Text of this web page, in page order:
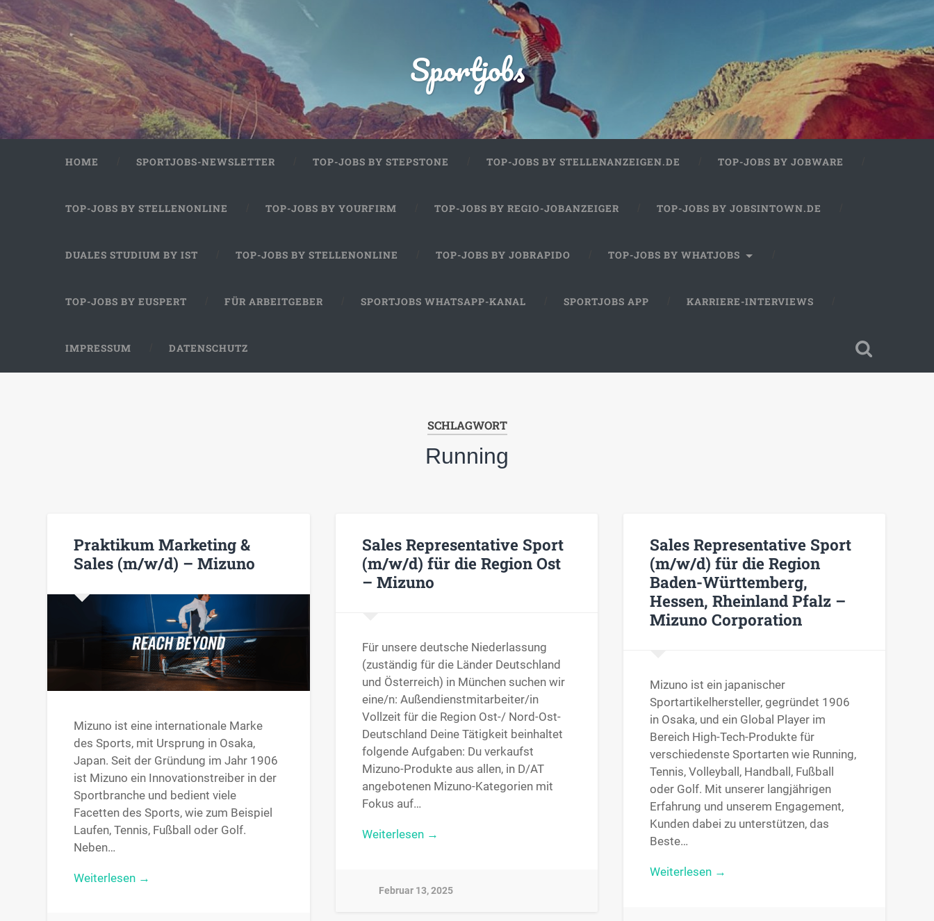
Sportjobs
HOME SPORTJOBS-NEWSLETTER TOP-JOBS BY STEPSTONE TOP-JOBS BY STELLENANZEIGEN.DE TOP-JOBS BY JOBWARE
TOP-JOBS BY STELLENONLINE TOP-JOBS BY YOURFIRM TOP-JOBS BY REGIO-JOBANZEIGER TOP-JOBS BY JOBSINTOWN.DE
DUALES STUDIUM BY IST TOP-JOBS BY STELLENONLINE TOP-JOBS BY JOBRAPIDO TOP-JOBS BY WHATJOBS
TOP-JOBS BY EUSPERT FÜR ARBEITGEBER SPORTJOBS WHATSAPP-KANAL SPORTJOBS APP KARRIERE-INTERVIEWS
IMPRESSUM DATENSCHUTZ
SCHLAGWORT
Running
Praktikum Marketing &
Sales (m/w/d) – Mizuno
Mizuno ist eine internationale Marke
des Sports, mit Ursprung in Osaka,
Japan. Seit der Gründung im Jahr 1906
ist Mizuno ein Innovationstreiber in der
Sportbranche und bedient viele
Facetten des Sports, wie zum Beispiel
Laufen, Tennis, Fußball oder Golf.
Neben…
Weiterlesen →
Sales Representative Sport
(m/w/d) für die Region Ost
– Mizuno
Für unsere deutsche Niederlassung
(zuständig für die Länder Deutschland
und Österreich) in München suchen wir
eine/n: Außendienstmitarbeiter/in
Vollzeit für die Region Ost-/ Nord-Ost-
Deutschland Deine Tätigkeit beinhaltet
folgende Aufgaben: Du verkaufst
Mizuno-Produkte aus allen, in D/AT
angebotenen Mizuno-Kategorien mit
Fokus auf…
Weiterlesen →
Februar 13, 2025
Sales Representative Sport
(m/w/d) für die Region
Baden-Württemberg,
Hessen, Rheinland Pfalz –
Mizuno Corporation
Mizuno ist ein japanischer
Sportartikelhersteller, gegründet 1906
in Osaka, und ein Global Player im
Bereich High-Tech-Produkte für
verschiedenste Sportarten wie Running,
Tennis, Volleyball, Handball, Fußball
oder Golf. Mit unserer langjährigen
Erfahrung und unserem Engagement,
Kunden dabei zu unterstützen, das
Beste…
Weiterlesen →